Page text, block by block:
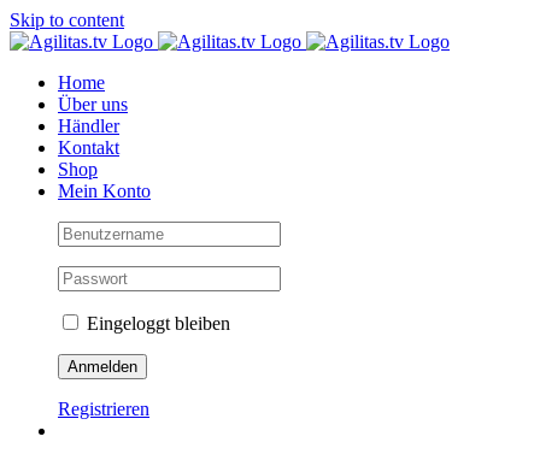
Skip to content
Home
Über uns
Händler
Kontakt
Shop
Mein Konto
Eingeloggt bleiben
Registrieren